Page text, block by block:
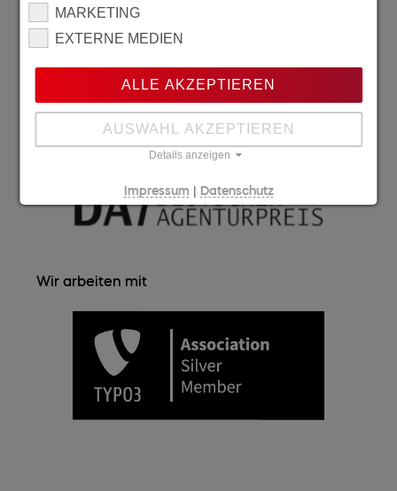
Wir arbeiten mit
MARKETING
EXTERNE MEDIEN
ALLE AKZEPTIEREN
AUSWAHL AKZEPTIEREN
Details anzeigen
Impressum | Datenschutz